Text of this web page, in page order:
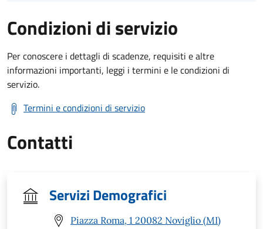
Condizioni di servizio
Per conoscere i dettagli di scadenze, requisiti e altre
informazioni importanti, leggi i termini e le condizioni di
servizio.
Termini e condizioni di servizio
Contatti
Servizi Demografici
Piazza Roma, 1 20082 Noviglio (MI)